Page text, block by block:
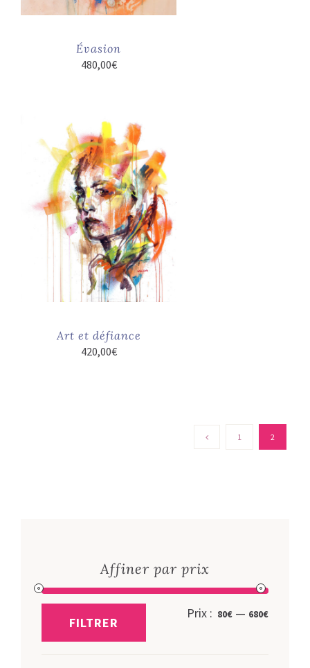
Évasion
480,00€
Art et défiance
420,00€
1 2
Affiner par prix
Prix
Prix
FILTRER
Prix : 80€ — 680€